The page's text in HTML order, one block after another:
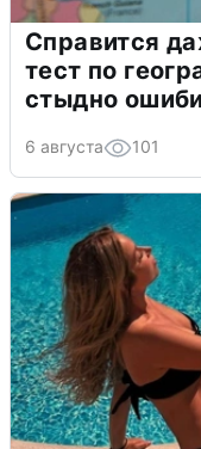
Справится
тест по
стыдно
6 августа 101